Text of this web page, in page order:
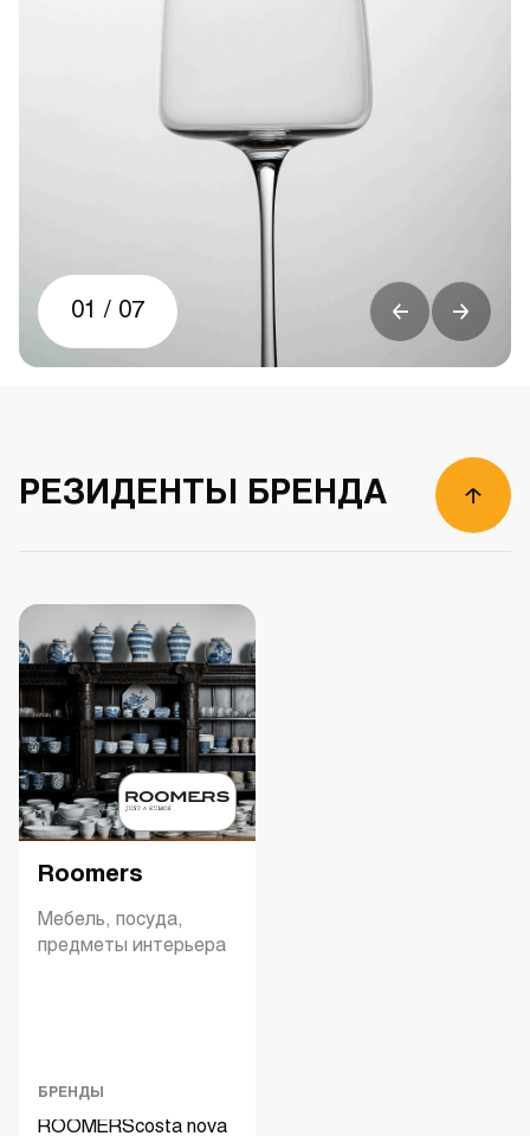
01 / 07
РЕЗИДЕНТЫ БРЕНДА
Roomers
Мебель, посуда,
предметы интерьера
БРЕНДЫ
ROOMERScosta nova